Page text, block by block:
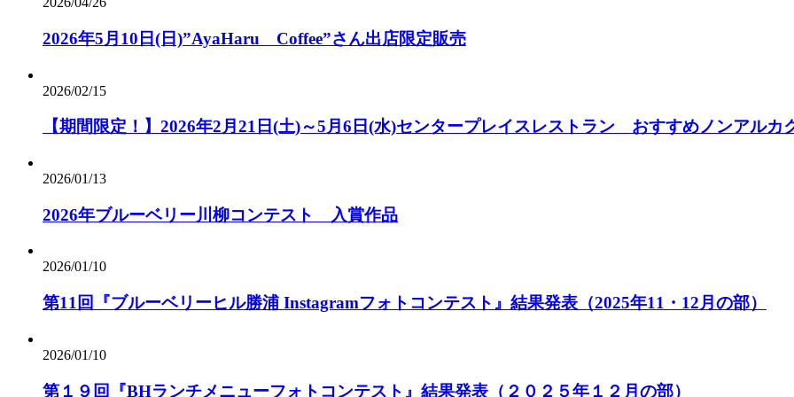
2026年5月10日(日)”AyaHaru Coffee”さん出店限定販売
2026/02/15
【期間限定！】2026年2月21日(土)～5月6日(水)センタープレイスレストラン おすすめノンアルカ
2026/01/13
2026年ブルーベリー川柳コンテスト 入賞作品
2026/01/10
第11回『ブルーベリーヒル勝浦 Instagramフォトコンテスト』結果発表（2025年11・12月の部）
2026/01/10
第１９回『BHランチメニューフォトコンテスト』結果発表（２０２５年１２月の部）